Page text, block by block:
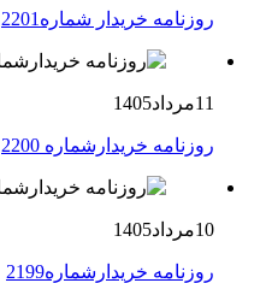
روزنامه خریدار شماره2201
11مرداد1405
روزنامه خریدارشماره 2200
10مرداد1405
روزنامه خریدارشماره2199